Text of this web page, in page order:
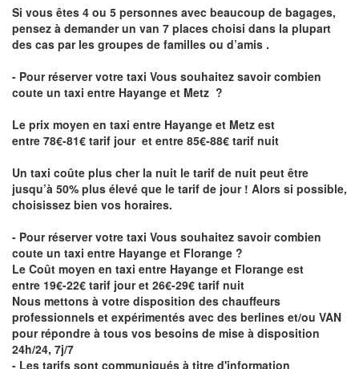
Si vous êtes 4 ou 5 personnes avec beaucoup de bagages,
pensez à demander un van 7 places choisi dans la plupart
des cas par les groupes de familles ou d’amis .
- Pour réserver votre taxi Vous souhaitez savoircombien
coute un taxi entre Hayange et Metz ?
Le prix moyen en taxi entre Hayange et Metz est
entre 78€-81€ tarif jour et entre 85€-88€ tarif nuit
Un taxi coûte plus cher la nuit le tarif de nuit peut être
jusqu’à 50% plus élevé que le tarif de jour ! Alors si possible,
choisissez bien vos horaires.
- Pour réserver votre taxi Vous souhaitez savoircombien
coute un taxi entre Hayange et Florange ?
Le Coût moyen en taxi entre Hayange et Florange est
entre 19€-22€ tarif jour et 26€-29€ tarif nuit
Nous mettons à votre disposition des chauffeurs
professionnels et expérimentés avec des berlines et/ou VAN
pour répondre à tous vos besoins de mise à disposition
24h/24, 7j/7
- Les tarifs sont communiqués à titre d'information